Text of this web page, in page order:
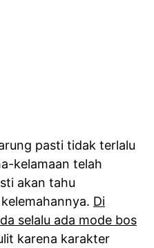
pasti tidak terlalu
kelamaan telah
akan tahu
Di
selalu ada mode bos
karena karakter